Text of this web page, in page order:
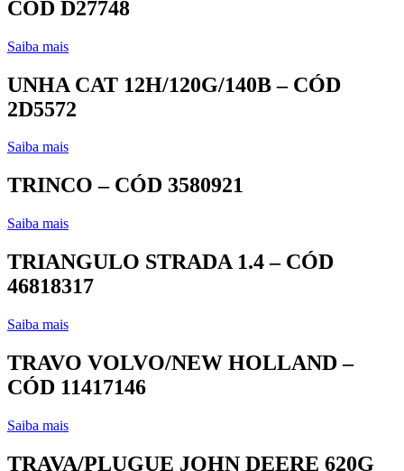
CÓD D27748
Saiba mais
UNHA CAT 12H/120G/140B – CÓD
2D5572
Saiba mais
TRINCO – CÓD 3580921
Saiba mais
TRIANGULO STRADA 1.4 – CÓD
46818317
Saiba mais
TRAVO VOLVO/NEW HOLLAND –
CÓD 11417146
Saiba mais
TRAVA/PLUGUE JOHN DEERE 620G